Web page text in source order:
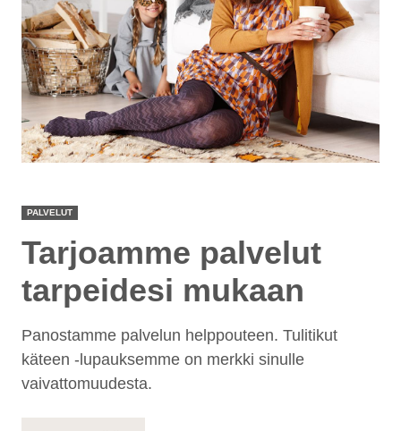
PALVELUT
Tarjoamme palvelut
tarpeidesi mukaan
Panostamme palvelun helppouteen. Tulitikut
käteen -lupauksemme on merkki sinulle
vaivattomuudesta.